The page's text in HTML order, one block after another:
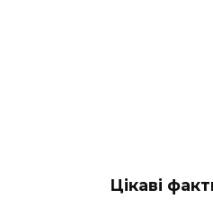
Цікаві